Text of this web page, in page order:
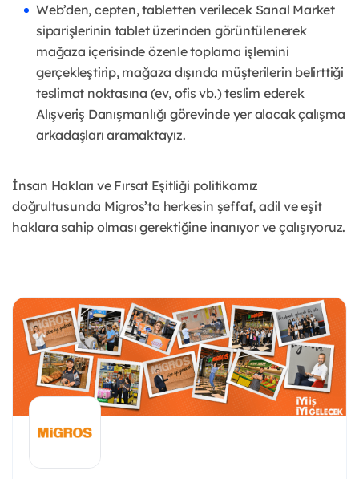
Web’den, cepten, tabletten verilecek Sanal Market
siparişlerinin tablet üzerinden görüntülenerek
mağaza içerisinde özenle toplama işlemini
gerçekleştirip, mağaza dışında müşterilerin belirttiği
teslimat noktasına (ev, ofis vb.) teslim ederek
Alışveriş Danışmanlığı görevinde yer alacak çalışma
arkadaşları aramaktayız.
İnsan Hakları ve Fırsat Eşitliği politikamız
doğrultusunda Migros’ta herkesin şeffaf, adil ve eşit
haklara sahip olması gerektiğine inanıyor ve çalışıyoruz.